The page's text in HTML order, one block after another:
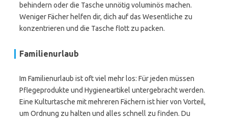
behindern oder die Tasche unnötig voluminös machen.
Weniger Fächer helfen dir, dich auf das Wesentliche zu
konzentrieren und die Tasche flott zu packen.
Familienurlaub
Im Familienurlaub ist oft viel mehr los: Für jeden müssen
Pflegeprodukte und Hygieneartikel untergebracht werden.
Eine Kulturtasche mit mehreren Fächern ist hier von Vorteil,
um Ordnung zu halten und alles schnell zu finden. Du